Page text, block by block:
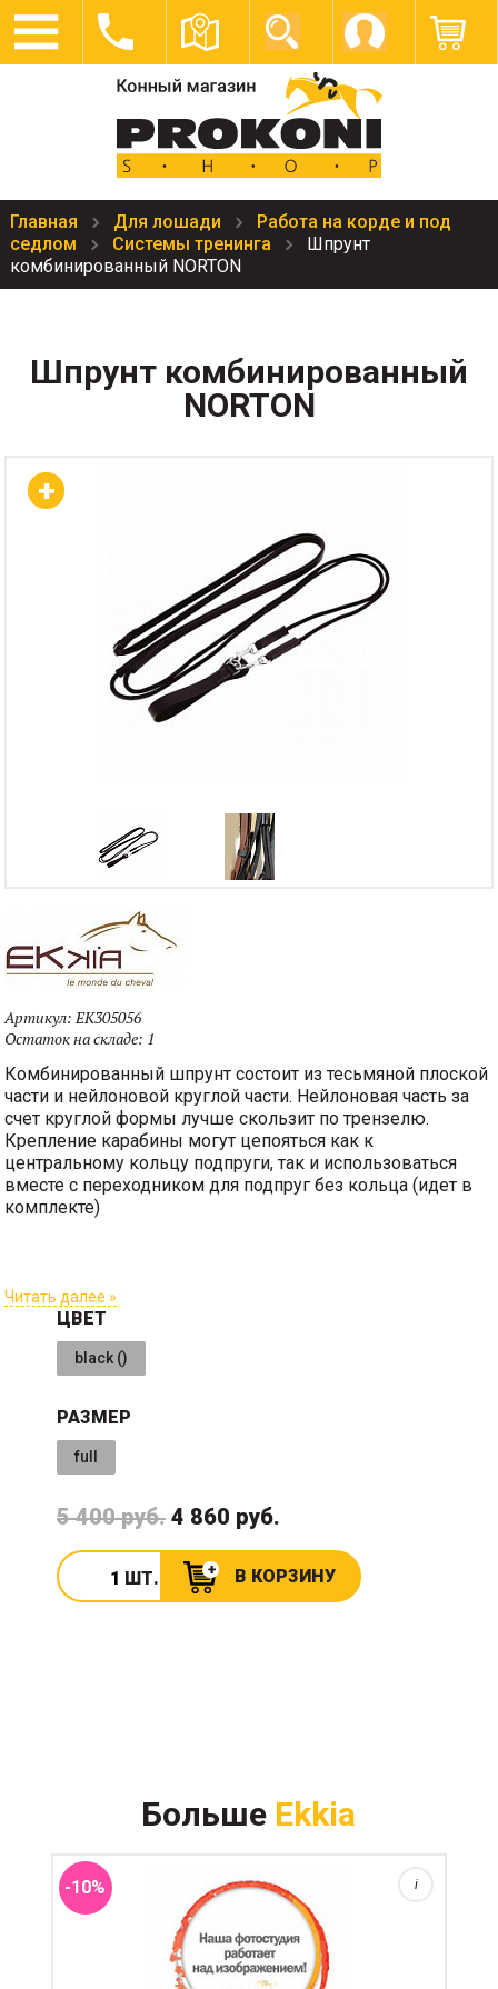
Главная Для лошади
Работа на корде и под
седлом
Cистемы тренинга
Шпрунт
комбинированный NORTON
Шпрунт комбинированный
NORTON
Артикул:EK305056
Остаток на складе: 1
Комбинированный шпрунт состоит из тесьмяной плоской
части и нейлоновой круглой части. Нейлоновая часть за
счет круглой формы лучше скользит по трензелю.
Крепление карабины могут цепояться как к
центральному кольцу подпруги, так и использоваться
вместе с переходником для подпруг без кольца (идет в
комплекте)
Читать далее »
ЦВЕТ
black ()
РАЗМЕР
full
5 400 руб. 4 860 руб.
ШТ. В КОРЗИНУ
Больше Ekkia
-10% i